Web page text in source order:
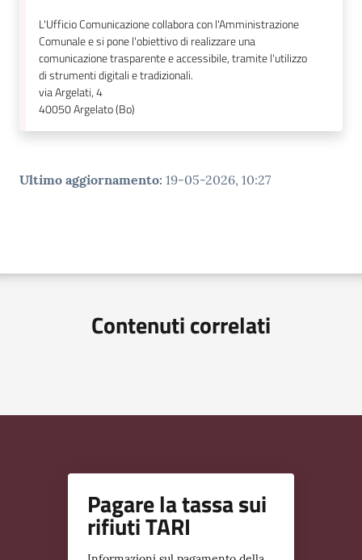
L'Ufficio Comunicazione collabora con l'Amministrazione
Comunale e si pone l'obiettivo di realizzare una
comunicazione trasparente e accessibile, tramite l'utilizzo
di strumenti digitali e tradizionali.
via Argelati, 4
40050Argelato (Bo)
Ultimo aggiornamento: 19-05-2026, 10:27
Contenuti correlati
Pagare la tassa sui
rifiuti TARI